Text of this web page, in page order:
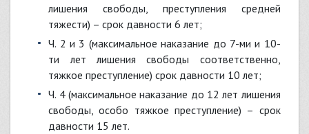
лишения свободы, преступления средней
тяжести) – срок давности 6 лет;
ч. 2 и 3 (максимальное наказание до 7-ми и 10-
ти лет лишения свободы соответственно,
тяжкое преступление) срок давности 10 лет;
ч. 4 (максимальное наказание до 12 лет лишения
свободы, особо тяжкое преступление) – срок
давности 15 лет.